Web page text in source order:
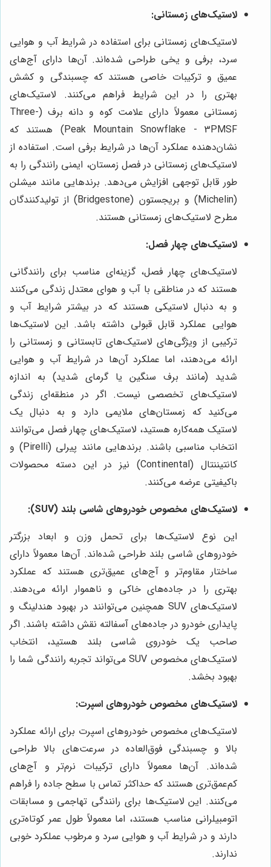
لاستیک‌های زمستانی:
لاستیک‌های زمستانی برای استفاده در شرایط آب و هوایی
سرد، برفی و یخی طراحی شده‌اند. آن‌ها دارای آج‌های
عمیق و ترکیبات خاصی هستند که چسبندگی و کشش
بهتری را در این شرایط فراهم می‌کنند. لاستیک‌های
زمستانی معمولاً دارای علامت کوه و دانه برف (Three-
Peak Mountain Snowflake - 3PMSF) هستند که
نشان‌دهنده عملکرد آن‌ها در شرایط برفی است. استفاده از
لاستیک‌های زمستانی در فصل زمستان، ایمنی رانندگی را به
طور قابل توجهی افزایش می‌دهد. برندهایی مانند میشلن
(Michelin) و بریجستون (Bridgestone) از تولیدکنندگان
مطرح لاستیک‌های زمستانی هستند.
لاستیک‌های چهار فصل:
لاستیک‌های چهار فصل، گزینه‌ای مناسب برای رانندگانی
هستند که در مناطقی با آب و هوای معتدل زندگی می‌کنند
و به دنبال لاستیکی هستند که در بیشتر شرایط آب و
هوایی عملکرد قابل قبولی داشته باشد. این لاستیک‌ها
ترکیبی از ویژگی‌های لاستیک‌های تابستانی و زمستانی را
ارائه می‌دهند، اما عملکرد آن‌ها در شرایط آب و هوایی
شدید (مانند برف سنگین یا گرمای شدید) به اندازه
لاستیک‌های تخصصی نیست. اگر در منطقه‌ای زندگی
می‌کنید که زمستان‌های ملایمی دارد و به دنبال یک
لاستیک همه‌کاره هستید، لاستیک‌های چهار فصل می‌توانند
انتخاب مناسبی باشند. برندهایی مانند پیرلی (Pirelli) و
کانتیننتال (Continental) نیز در این دسته محصولات
باکیفیتی عرضه می‌کنند.
لاستیک‌های مخصوص خودروهای شاسی بلند (SUV):
این نوع لاستیک‌ها برای تحمل وزن و ابعاد بزرگتر
خودروهای شاسی بلند طراحی شده‌اند. آن‌ها معمولاً دارای
ساختار مقاوم‌تر و آج‌های عمیق‌تری هستند که عملکرد
بهتری را در جاده‌های خاکی و ناهموار ارائه می‌دهند.
لاستیک‌های SUV همچنین می‌توانند در بهبود هندلینگ و
پایداری خودرو در جاده‌های آسفالته نقش داشته باشند. اگر
صاحب یک خودروی شاسی بلند هستید، انتخاب
لاستیک‌های مخصوص SUV می‌تواند تجربه رانندگی شما را
بهبود بخشد.
لاستیک‌های مخصوص خودروهای اسپرت:
لاستیک‌های مخصوص خودروهای اسپرت برای ارائه عملکرد
بالا و چسبندگی فوق‌العاده در سرعت‌های بالا طراحی
شده‌اند. آن‌ها معمولاً دارای ترکیبات نرم‌تر و آج‌های
کم‌عمق‌تری هستند که حداکثر تماس با سطح جاده را فراهم
می‌کنند. این لاستیک‌ها برای رانندگی تهاجمی و مسابقات
اتومبیلرانی مناسب هستند، اما معمولاً طول عمر کوتاه‌تری
دارند و در شرایط آب و هوایی سرد و مرطوب عملکرد خوبی
ندارند.